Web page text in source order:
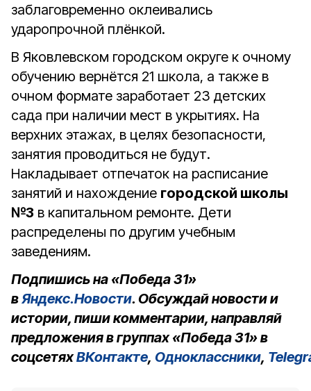
заблаговременно оклеивались
ударопрочной плёнкой.
В Яковлевском городском округе к очному
обучению вернётся 21 школа, а также в
очном формате заработает 23 детских
сада при наличии мест в укрытиях. На
верхних этажах, в целях безопасности,
занятия проводиться не будут.
Накладывает отпечаток на расписание
занятий и нахождение городской школы
№3 в капитальном ремонте. Дети
распределены по другим учебным
заведениям.
Подпишись на «Победа 31»
вЯндекс.Новости. Обсуждай новости и
истории, пиши комментарии, направляй
предложения в группах «Победа 31» в
соцсетяхВКонтакте, Одноклассники,